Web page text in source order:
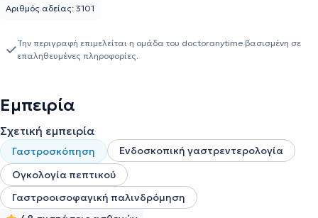
πρόβλημα του ασθενούς, εξασφαλίζουν άριστη παροχή ιατρικής
γαστρεντερολογίας, ογκολογίας πεπτικού, ιδιοπαθών
φλεγμονωδών νοσημάτων του εντέρου (νόσος Crohn, ελκώδης
ευρύτατου φάσματος γαστρεντερολογικών θεμάτων. Διενεργεί
θεραπευτικές τεχνικές, όπως εφαρμογή ραδιοσυχνοτήτων RFA
(Radiofrequency Ablation) σε οισοφάγο Barrett, μέθοδος που
αποτελεί ουσιαστικά επανάσταση στην θεραπεία του,
ενδοσκοπική βλεννογονεκτομή (EMR), μεγεθυντική ενδοσκόπηση,
υψηλής ευκρίνειας χρωμοενδοσκόπηση για την πρόληψη και
έγκαιρη διάγνωση του πρώιμου καρκίνου και των προκαρκινικών
Αριθμός αδείας: 3101
Την περιγραφή επιμελείται η ομάδα του doctoranytime βασισμένη σε
επαληθευμένες πληροφορίες.
Εμπειρία
Σχετική εμπειρία
Γαστροσκόπηση
Ενδοσκοπική γαστρεντερολογία
Ογκολογία πεπτικού
Γαστροοισοφαγική παλινδρόμηση